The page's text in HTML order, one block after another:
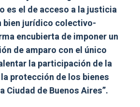
es el de acceso a la justicia
bien jurídico colectivo-
encubierta de imponer un
de amparo con el único
la participación de la
protección de los bienes
Ciudad de Buenos Aires”.